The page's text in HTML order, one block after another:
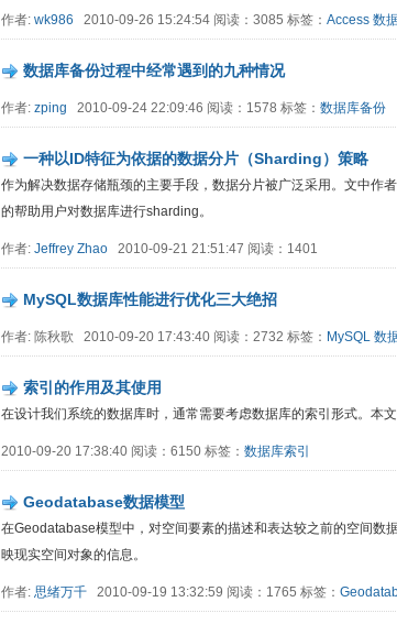
作者: wk986 2010-09-26 15:24:54 阅读：3085 标签： Access 数
数据库备份过程中经常遇到的九种情况
作者: zping 2010-09-24 22:09:46 阅读：1578 标签： 数据库备份
一种以ID特征为依据的数据分片（Sharding）策略
作为解决数据存储瓶颈的主要手段，数据分片被广泛采用。文中作
的帮助用户对数据库进行sharding。
作者: Jeffrey Zhao 2010-09-21 21:51:47 阅读：1401
MySQL数据库性能进行优化三大绝招
作者: 陈秋歌 2010-09-20 17:43:40 阅读：2732 标签： MySQL 数
索引的作用及其使用
在设计我们系统的数据库时，通常需要考虑数据库的索引形式。本
2010-09-20 17:38:40 阅读：6150 标签： 数据库索引
Geodatabase数据模型
在Geodatabase模型中，对空间要素的描述和表达较之前的空间数
映现实空间对象的信息。
作者: 思绪万千 2010-09-19 13:32:59 阅读：1765 标签：